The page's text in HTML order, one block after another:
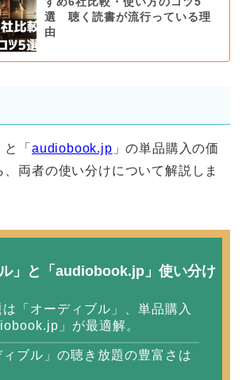
選 聴く読書が流行っている理
由
と「audiobook.jp 」の単品購入の価
両者の使い分けについて解説しま
ル」と「audiobook.jp」使い分け
「オーディブル」、単品購入
」が最適解。
ィブル」の聴き放題の豊富さは